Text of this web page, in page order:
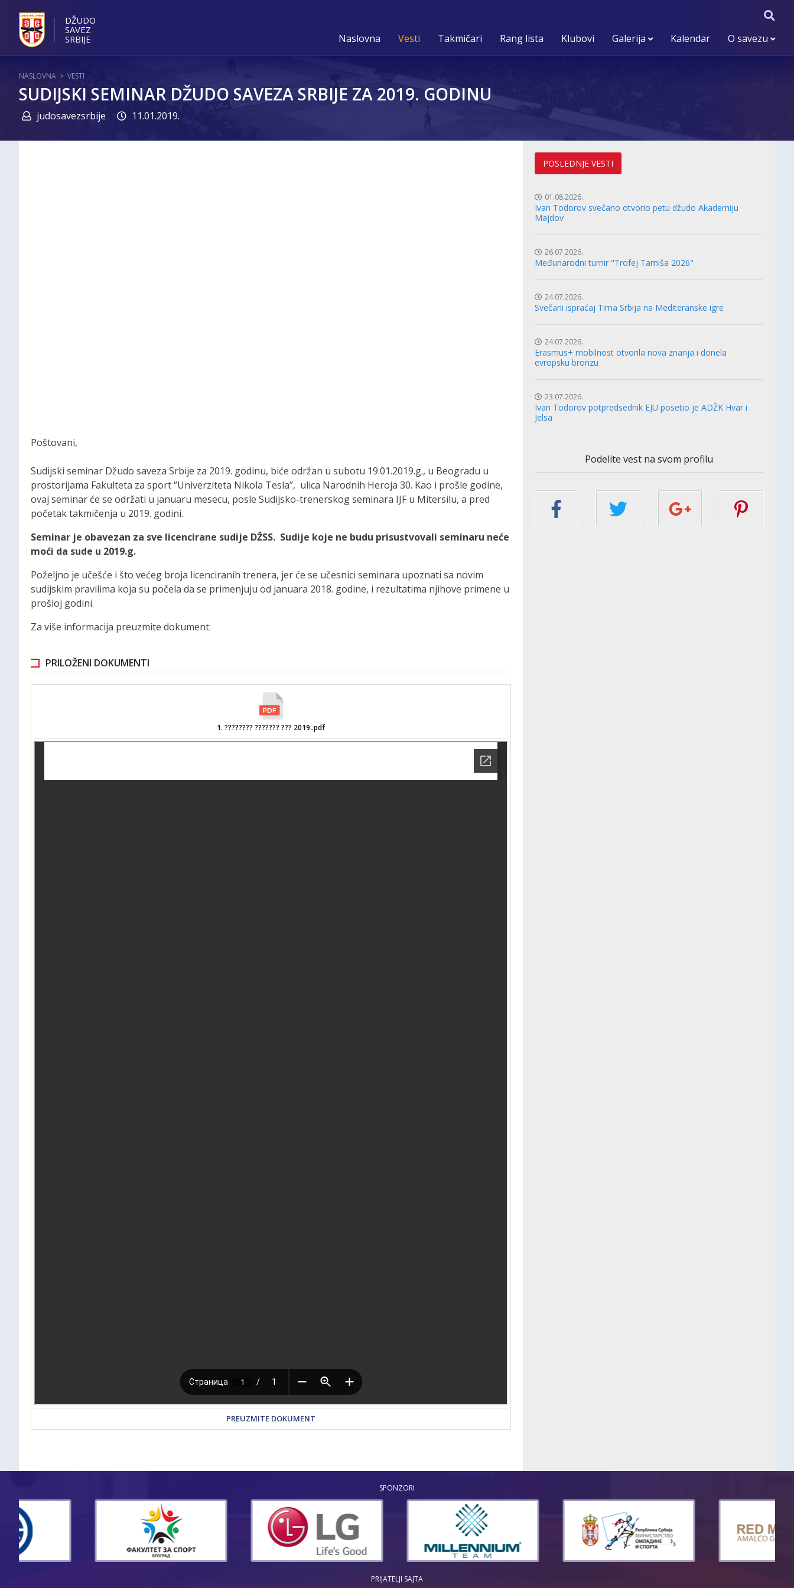
DŽUDO
SAVEZ
SRBIJE
Naslovna Vesti Takmičari Rang lista Klubovi Galerija Kalendar O savezu
NASLOVNA > VESTI
SUDIJSKI SEMINAR DŽUDO SAVEZA SRBIJE ZA 2019. GODINU
judosavezsrbije 11.01.2019.
Poštovani,
Sudijski seminar Džudo saveza Srbije za 2019. godinu, biće održan u subotu 19.01.2019.g., u Beogradu u
prostorijama Fakulteta za sport ‘’Univerziteta Nikola Tesla’’, ulica Narodnih Heroja 30. Kao i prošle godine,
ovaj seminar će se održati u januaru mesecu, posle Sudijsko-trenerskog seminara IJF u Mitersilu, a pred
početak takmičenja u 2019. godini.
Seminar je obavezan za sve licencirane sudije DŽSS. Sudije koje ne budu prisustvovali seminaru neće
moći da sude u 2019.g.
Poželjno je učešće i što većeg broja licenciranih trenera, jer će se učesnici seminara upoznati sa novim
sudijskim pravilima koja su počela da se primenjuju od januara 2018. godine, i rezultatima njihove primene u
prošloj godini.
Za više informacija preuzmite dokument:
PRILOŽENI DOKUMENTI
1. ???????? ??????? ??? 2019..pdf
PREUZMITE DOKUMENT
POSLEDNJE VESTI
01.08.2026.
Ivan Todorov svečano otvorio petu džudo Akademiju
Majdov
26.07.2026.
Međunarodni turnir "Trofej Tamiša 2026"
24.07.2026.
Svečani ispraćaj Tima Srbija na Mediteranske igre
24.07.2026.
Erasmus+ mobilnost otvorila nova znanja i donela
evropsku bronzu
23.07.2026.
Ivan Todorov potpredsednik EJU posetio je ADŽK Hvar i
Jelsa
Podelite vest na svom profilu
SPONZORI
PRIJATELJI SAJTA